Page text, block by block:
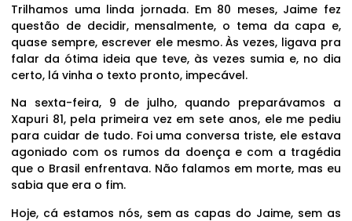
Trilhamos uma linda jornada. Em 80 meses, Jaime fez
questão de decidir, mensalmente, o tema da capa e,
quase sempre, escrever ele mesmo. Às vezes, ligava pra
falar da ótima ideia que teve, às vezes sumia e, no dia
certo, lá vinha o texto pronto, impecável.
Na sexta-feira, 9 de julho, quando preparávamos a
Xapuri 81, pela primeira vez em sete anos, ele me pediu
para cuidar de tudo. Foi uma conversa triste, ele estava
agoniado com os rumos da doença e com a tragédia
que o Brasil enfrentava. Não falamos em morte, mas eu
sabia que era o fim.
Hoje, cá estamos nós, sem as capas do Jaime, sem as